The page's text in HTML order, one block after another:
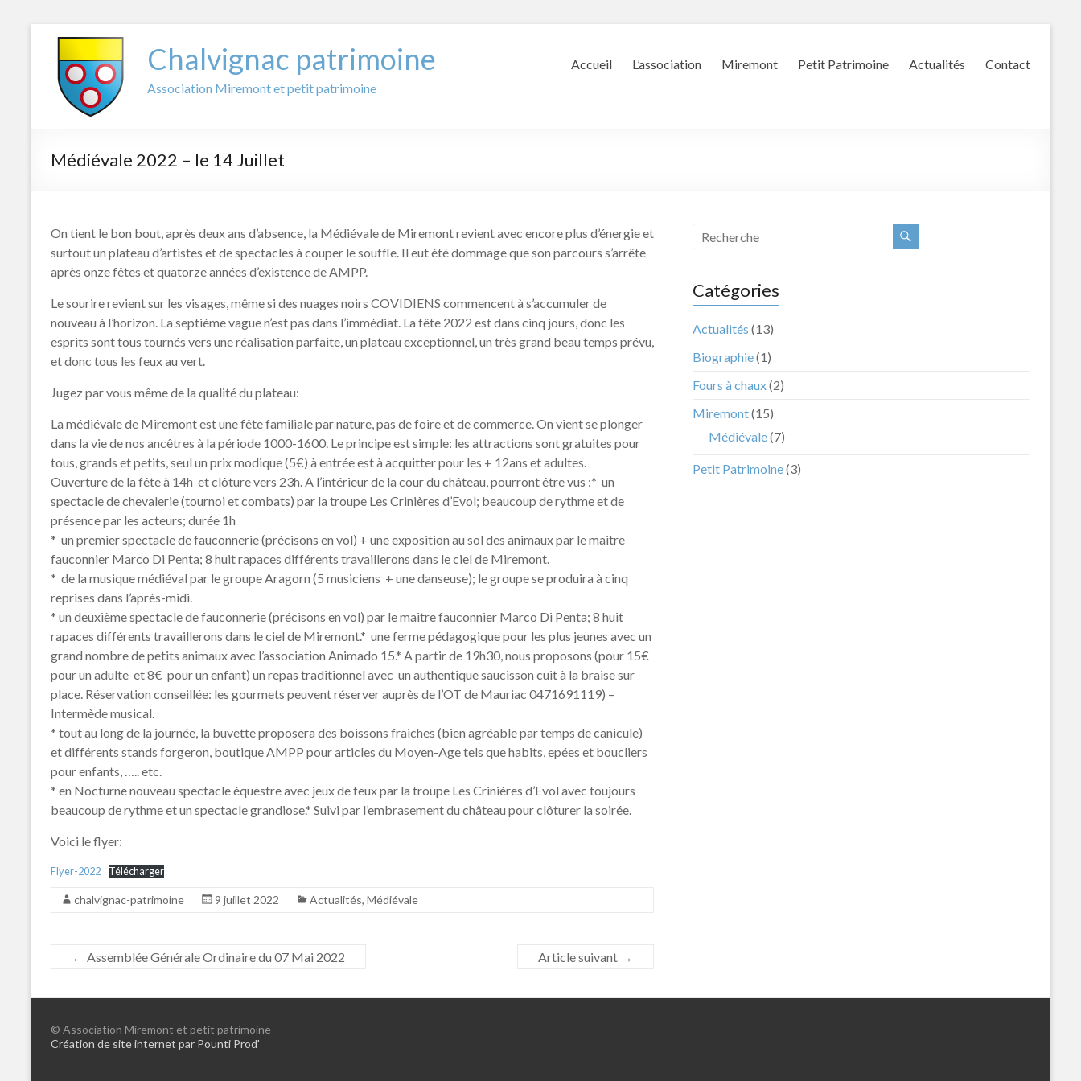
contenu
Chalvignac patrimoine
Association Miremont et petit patrimoine
Accueil L’association Miremont Petit Patrimoine Actualités Contact
Médiévale 2022 – le 14 Juillet
On tient le bon bout, après deux ans d’absence, la Médiévale de Miremont revient avec encore plus d’énergie et
surtout un plateau d’artistes et de spectacles à couper le souffle. Il eut été dommage que son parcours s’arrête
après onze fêtes et quatorze années d’existence de AMPP.
Le sourire revient sur les visages, même si des nuages noirs COVIDIENS commencent à s’accumuler de
nouveau à l’horizon. La septième vague n’est pas dans l’immédiat. La fête 2022 est dans cinq jours, donc les
esprits sont tous tournés vers une réalisation parfaite, un plateau exceptionnel, un très grand beau temps prévu,
et donc tous les feux au vert.
Jugez par vous même de la qualité du plateau:
La médiévale de Miremont est une fête familiale par nature, pas de foire et de commerce. On vient se plonger
dans la vie de nos ancêtres à la période 1000-1600. Le principe est simple: les attractions sont gratuites pour
tous, grands et petits, seul un prix modique (5€) à entrée est à acquitter pour les + 12ans et adultes.
Ouverture de la fête à 14h et clôture vers 23h. A l’intérieur de la cour du château, pourront être vus :* un
spectacle de chevalerie (tournoi et combats) par la troupe Les Crinières d’Evol; beaucoup de rythme et de
présence par les acteurs; durée 1h
* un premier spectacle de fauconnerie (précisons en vol) + une exposition au sol des animaux par le maitre
fauconnier Marco Di Penta; 8 huit rapaces différents travaillerons dans le ciel de Miremont.
* de la musique médiéval par le groupe Aragorn (5 musiciens + une danseuse); le groupe se produira à cinq
reprises dans l’après-midi.
* un deuxième spectacle de fauconnerie (précisons en vol) par le maitre fauconnier Marco Di Penta; 8 huit
rapaces différents travaillerons dans le ciel de Miremont.* une ferme pédagogique pour les plus jeunes avec un
grand nombre de petits animaux avec l’association Animado 15.* A partir de 19h30, nous proposons (pour 15€
pour un adulte et 8€ pour un enfant) un repas traditionnel avec un authentique saucisson cuit à la braise sur
place. Réservation conseillée: les gourmets peuvent réserver auprès de l’OT de Mauriac 0471691119) –
Intermède musical.
* tout au long de la journée, la buvette proposera des boissons fraiches (bien agréable par temps de canicule)
et différents stands forgeron, boutique AMPP pour articles du Moyen-Age tels que habits, epées et boucliers
pour enfants, ….. etc.
* en Nocturne nouveau spectacle équestre avec jeux de feux par la troupe Les Crinières d’Evol avec toujours
beaucoup de rythme et un spectacle grandiose.* Suivi par l’embrasement du château pour clôturer la soirée.
Voici le flyer:
Flyer-2022 Télécharger
chalvignac-patrimoine 9 juillet 2022 Actualités, Médiévale
← Assemblée Générale Ordinaire du 07 Mai 2022 Article suivant →
Catégories
Actualités (13)
Biographie(1)
Fours à chaux(2)
Miremont(15)
Médiévale(7)
Petit Patrimoine(3)
© Association Miremont et petit patrimoine
Création de site internet par Pounti Prod'